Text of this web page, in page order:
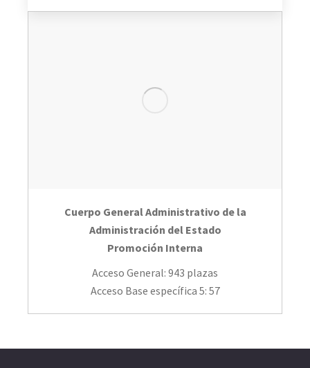
Cuerpo General Administrativo de la
Administración del Estado
Promoción Interna
Acceso General: 943 plazas
Acceso Base específica 5: 57